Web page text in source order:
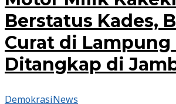
Berstatus Kades,
Curat di Lampung
Ditangkap di
DemokrasiNews